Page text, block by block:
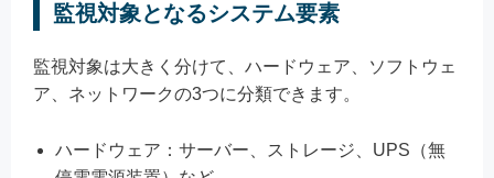
監視対象となるシステム要素
監視対象は大きく分けて、ハードウェア、ソフトウェ
ア、ネットワークの3つに分類できます。
ハードウェア：サーバー、ストレージ、UPS（無